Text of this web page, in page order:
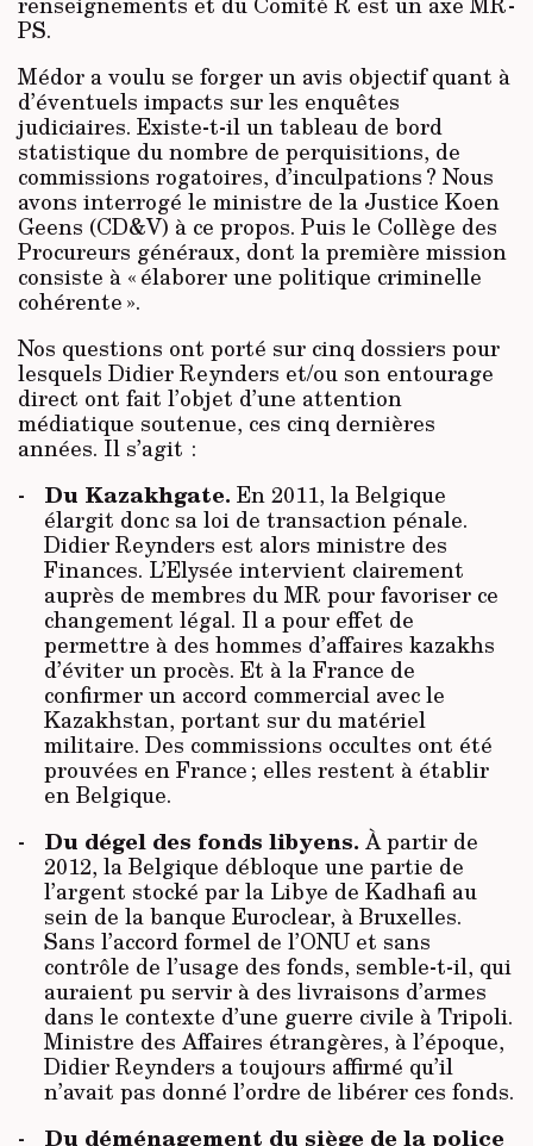
PS.
Médor a voulu se forger un avis objectif quant à
d’éventuels impacts sur les enquêtes
judiciaires. Existe-t-il un tableau de bord
statistique du nombre de perquisitions, de
commissions rogatoires, d’inculpations ? Nous
avons interrogé le ministre de la Justice Koen
Geens (CD&V) à ce propos. Puis le Collège des
Procureurs généraux, dont la première mission
consiste à « élaborer une politique criminelle
cohérente ».
Nos questions ont porté sur cinq dossiers pour
lesquels Didier Reynders et/ou son entourage
direct ont fait l’objet d’une attention
médiatique soutenue, ces cinq dernières
années. Il s’agit :
Du Kazakhgate. En 2011, la Belgique
élargit donc sa loi de transaction pénale.
Didier Reynders est alors ministre des
Finances. L’Elysée intervient clairement
auprès de membres du MR pour favoriser ce
changement légal. Il a pour effet de
permettre à des hommes d’affaires kazakhs
d’éviter un procès. Et à la France de
confirmer un accord commercial avec le
Kazakhstan, portant sur du matériel
militaire. Des commissions occultes ont été
prouvées en France ; elles restent à établir
en Belgique.
Du dégel des fonds libyens. À partir de
2012, la Belgique débloque une partie de
l’argent stocké par la Libye de Kadhafi au
sein de la banque Euroclear, à Bruxelles.
Sans l’accord formel de l’ONU et sans
contrôle de l’usage des fonds, semble-t-il, qui
auraient pu servir à des livraisons d’armes
dans le contexte d’une guerre civile à Tripoli.
Ministre des Affaires étrangères, à l’époque,
Didier Reynders a toujours affirmé qu’il
n’avait pas donné l’ordre de libérer ces fonds.
Du déménagement du siège de la police